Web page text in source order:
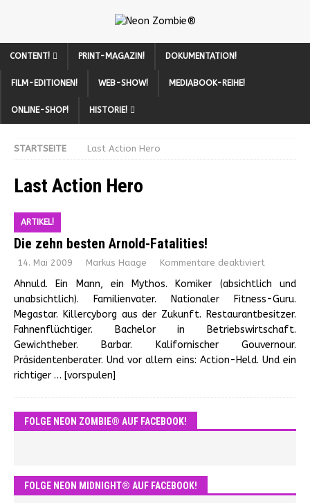
CONTENT! PRINT-MAGAZIN! DOKUMENTATION!
FILM-EDITIONEN! WEB-SHOW! MEDIABOOK-REIHE!
ONLINE-SHOP! HISTORIE!
STARTSEITE Last Action Hero
Last Action Hero
ARTIKEL!
Die zehn besten Arnold-Fatalities!
14. Mai 2009 Markus Haage Kommentare deaktiviert
Ahnuld. Ein Mann, ein Mythos. Komiker (absichtlich und
unabsichtlich). Familienvater. Nationaler Fitness-Guru.
Megastar. Killercyborg aus der Zukunft. Restaurantbesitzer.
Fahnenflüchtiger. Bachelor in Betriebswirtschaft.
Gewichtheber. Barbar. Kalifornischer Gouvernour.
Präsidentenberater. Und vor allem eins: Action-Held. Und ein
richtiger … [vorspulen]
FOLGE NEON ZOMBIE® AUF FACEBOOK!
FOLGE NEON MIDNIGHT® AUF FACEBOOK!